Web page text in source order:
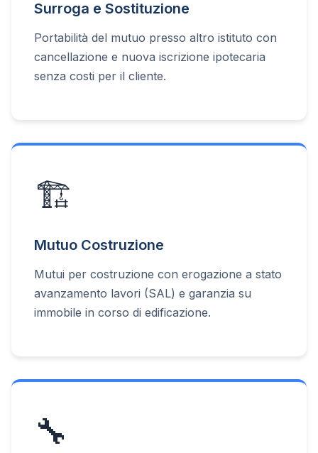
Surroga e Sostituzione
Portabilità del mutuo presso altro istituto con
cancellazione e nuova iscrizione ipotecaria
senza costi per il cliente.
🏗️
Mutuo Costruzione
Mutui per costruzione con erogazione a stato
avanzamento lavori (SAL) e garanzia su
immobile in corso di edificazione.
🔧